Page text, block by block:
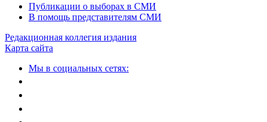
Публикации о выборах в СМИ
В помощь представителям СМИ
Редакционная коллегия издания
Карта сайта
Мы в социальных сетях: